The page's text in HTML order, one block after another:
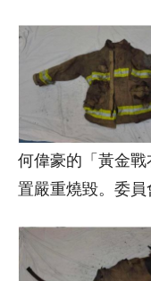
何偉豪的「黃金
置嚴重燒毀。委